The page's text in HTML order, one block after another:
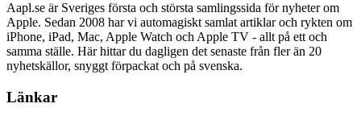
Aapl.se är Sveriges första och största samlingssida för nyheter om
Apple. Sedan 2008 har vi automagiskt samlat artiklar och rykten om
iPhone, iPad, Mac, Apple Watch och Apple TV - allt på ett och
samma ställe. Här hittar du dagligen det senaste från fler än 20
nyhetskällor, snyggt förpackat och på svenska.
Länkar